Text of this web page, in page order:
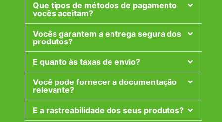
Que tipos de métodos de pagamento
vocês aceitam?
Vocês garantem a entrega segura dos
produtos?
E quanto às taxas de envio?
Você pode fornecer a documentação
relevante?
E a rastreabilidade dos seus produtos?